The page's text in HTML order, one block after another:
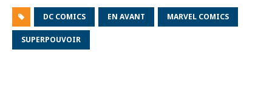
DC COMICS EN AVANT MARVEL COMICS
SUPERPOUVOIR